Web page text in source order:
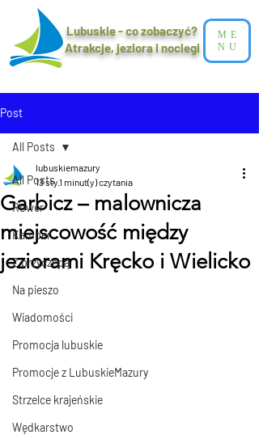
Lubuskie - co zobaczyć?
Atrakcje, jeziora i noclegi​
ME
NU
Post
All Posts
Rower
Kamper
Z przyczepą
Na pieszo
Wiadomości
Promocja lubuskie
Promocje z LubuskieMazury
Strzelce krajeńskie
Wędkarstwo
All Posts
Garbicz – malownicza
miejscowość między
jeziorami Kręcko i Wielicko
lubuskiemazury
13 sty1 minut(y) czytania